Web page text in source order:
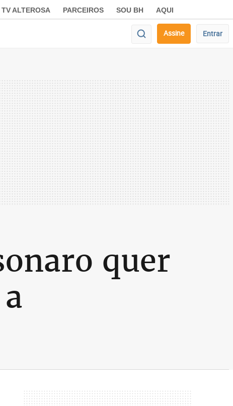
TV ALTEROSA PARCEIROS SOU BH AQUI
Assine Entrar
quer